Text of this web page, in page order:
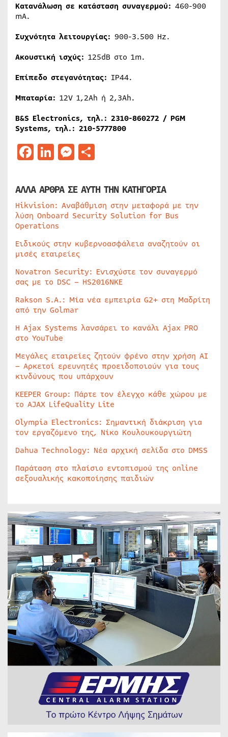
Κατανάλωση σε κατάσταση συναγερμού: 460-900
mA.
Συχνότητα λειτουργίας: 900-3.500 Hz.
Ακουστική ισχύς: 125dB στο 1m.
Επίπεδο στεγανότητας: IP44.
Μπαταρία: 12V 1,2Ah ή 2,3Ah.
B&S Electronics, τηλ.: 2310-860272 / PGM
Systems, τηλ.: 210-5777800
Facebook
LinkedIn
Messenger
ΑΛΛΑ ΑΡΘΡΑ ΣΕ ΑΥΤΗ ΤΗΝ ΚΑΤΗΓΟΡΙΑ
Hikvision: Αναβάθμιση στην μεταφορά με την
λύση Onboard Security Solution for Bus
Operations
Ειδικούς στην κυβερνοασφάλεια αναζητούν οι
μισές εταιρείες
Novatron Security: Ενισχύστε τον συναγερμό
σας με το DSC – HS2016NKE
Rakson S.A.: Μία νέα εμπειρία G2+ στη Μαδρίτη
από την Golmar
Η Ajax Systems λανσάρει το κανάλι Ajax PRO
στο YouTube
Μεγάλες εταιρείες ζητούν φρένο στην χρήση AI
– Αρκετοί ερευνητές προειδοποιούν για τους
κινδύνους που υπάρχουν
KEEPER Group: Πάρτε τον έλεγχο κάθε χώρου με
το AJAX LifeQuality Lite
Olympia Electronics: Σημαντική διάκριση για
τον εργαζόμενο της, Νίκο Κουλουκουργιώτη
Dahua Technology: Νέα αρχική σελίδα στο DMSS
Παράταση στο πλαίσιο εντοπισμού της online
σεξουαλικής κακοποίησης παιδιών